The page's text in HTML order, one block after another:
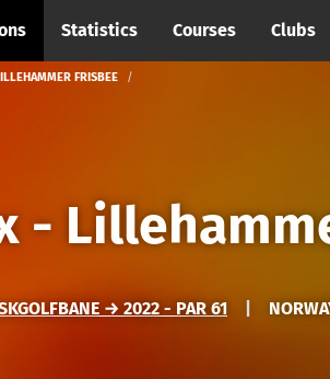
Statistics Courses Clubs
FRISBEE
-
→ 2022 - PAR 61